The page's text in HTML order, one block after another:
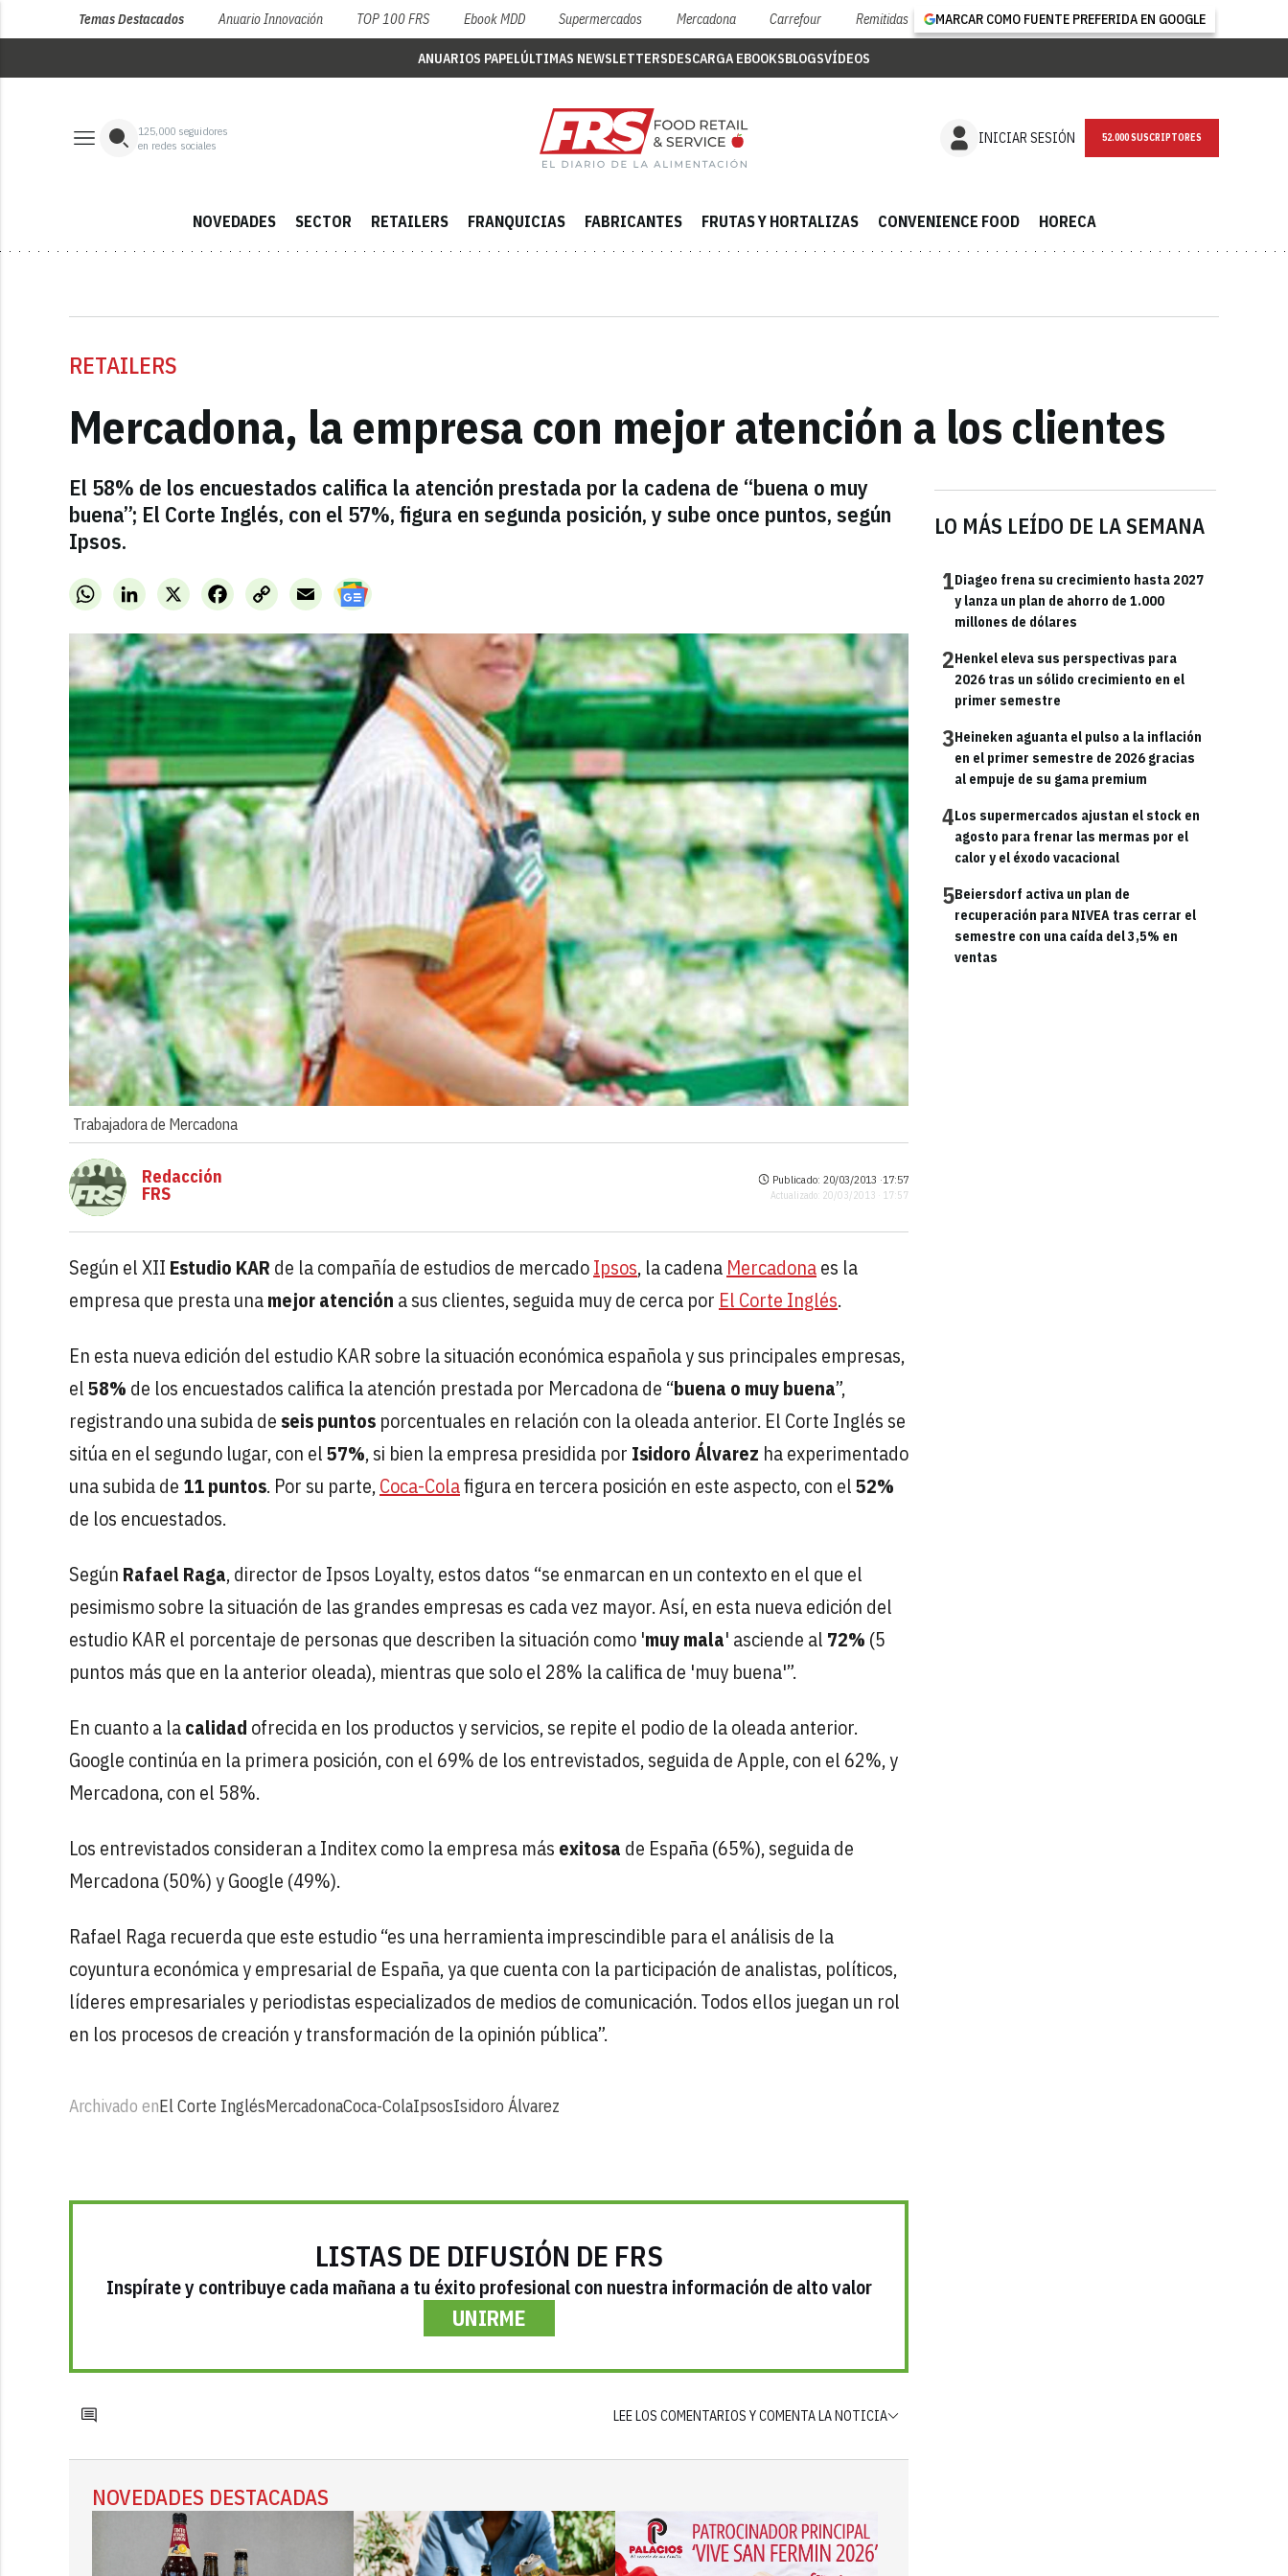
Temas Destacados Anuario Innovación TOP 100 FRS Ebook MDD Supermercados Mercadona Carrefour Remitidas MARCAR COMO FUENTE PREFERIDA EN GOOGLE
ANUARIOS PAPELÚLTIMAS NEWSLETTERSDESCARGA EBOOKSBLOGSVÍDEOS
125,000 seguidores
en redes sociales
INICIAR SESIÓN NEWSLETTER
NOVEDADES SECTOR RETAILERS FRANQUICIAS FABRICANTES FRUTAS Y HORTALIZAS CONVENIENCE FOOD HORECA
RETAILERS
Mercadona, la empresa con mejor atención a los clientes
El 58% de los encuestados califica la atención prestada por la cadena de “buena o muy
buena”; El Corte Inglés, con el 57%, figura en segunda posición, y sube once puntos, según
Ipsos.
WhatsAppLinkedInX FacebookCopy
Link
Email
Trabajadora de Mercadona
LO MÁS LEÍDO DE LA SEMANA
1Diageo frena su crecimiento hasta 2027
y lanza un plan de ahorro de 1.000
millones de dólares
2Henkel eleva sus perspectivas para
2026 tras un sólido crecimiento en el
primer semestre
3Heineken aguanta el pulso a la inflación
en el primer semestre de 2026 gracias
al empuje de su gama premium
4Los supermercados ajustan el stock en
agosto para frenar las mermas por el
calor y el éxodo vacacional
5Beiersdorf activa un plan de
recuperación para NIVEA tras cerrar el
semestre con una caída del 3,5% en
ventas
Redacción
FRS
Publicado: 20/03/2013 ·17:57
Actualizado: 20/03/2013 · 17:57
Según el XII Estudio KAR de la compañía de estudios de mercadoIpsos, la cadena Mercadonaes la
empresa que presta unamejor atención a sus clientes, seguida muy de cerca por El Corte Inglés.
En esta nueva edición del estudio KAR sobre la situación económica española y sus principales empresas,
el58% de los encuestados califica la atención prestada por Mercadona de “buena o muy buena”,
registrando una subida de seis puntos porcentuales en relación con la oleada anterior. El Corte Inglés se
sitúa en el segundo lugar, con el57%, si bien la empresa presidida por Isidoro Álvarez ha experimentado
una subida de 11 puntos. Por su parte,Coca-Colafigura en tercera posición en este aspecto, con el52%
de los encuestados.
Según Rafael Raga, director de Ipsos Loyalty, estos datos “se enmarcan en un contexto en el que el
pesimismo sobre la situación de las grandes empresas es cada vez mayor. Así, en esta nueva edición del
estudio KAR el porcentaje de personas que describen la situación como 'muy mala' asciende al 72% (5
puntos más que en la anterior oleada), mientras que solo el 28% la califica de 'muy buena'”.
En cuanto a lacalidad ofrecida en los productos y servicios, se repite el podio de la oleada anterior.
Google continúa en la primera posición, con el 69% de los entrevistados, seguida de Apple, con el 62%, y
Mercadona, con el 58%.
Los entrevistados consideran a Inditex como la empresa más exitosa de España (65%), seguida de
Mercadona (50%) y Google (49%).
Rafael Raga recuerda que este estudio “es una herramienta imprescindible para el análisis de la
coyuntura económica y empresarial de España, ya que cuenta con la participación de analistas, políticos,
líderes empresariales y periodistas especializados de medios de comunicación. Todos ellos juegan un rol
en los procesos de creación y transformación de la opinión pública”.
Archivado enEl Corte InglésMercadonaCoca-ColaIpsosIsidoro Álvarez
LISTAS DE DIFUSIÓN DE FRS
Inspírate y contribuye cada mañana a tu éxito profesional con nuestra información de alto valor
UNIRME
LEE LOS COMENTARIOS Y COMENTA LA NOTICIA
NOVEDADES DESTACADAS